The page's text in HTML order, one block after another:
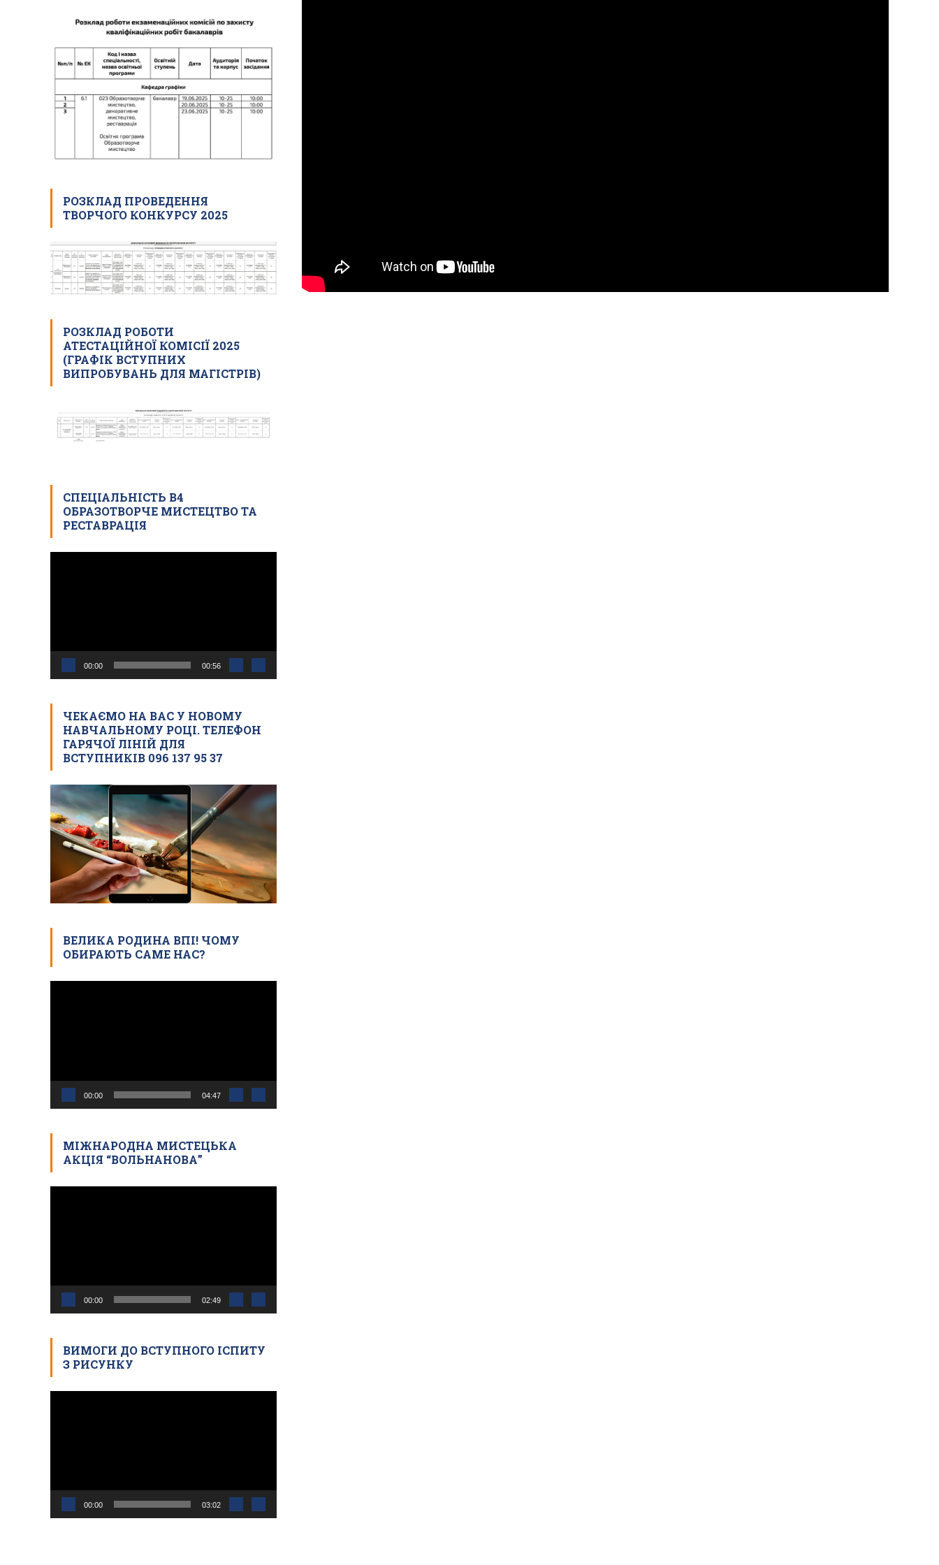
РОЗКЛАД ПРОВЕДЕННЯ
ТВОРЧОГО КОНКУРСУ 2025
РОЗКЛАД РОБОТИ
АТЕСТАЦІЙНОЇ КОМІСІЇ 2025
(ГРАФІК ВСТУПНИХ
ВИПРОБУВАНЬ ДЛЯ МАГІСТРІВ)
СПЕЦІАЛЬНІСТЬ В4
ОБРАЗОТВОРЧЕ МИСТЕЦТВО ТА
РЕСТАВРАЦІЯ
00:00 00:56
ЧЕКАЄМО НА ВАС У НОВОМУ
НАВЧАЛЬНОМУ РОЦІ. ТЕЛЕФОН
ГАРЯЧОЇ ЛІНІЙ ДЛЯ
ВСТУПНИКІВ 096 137 95 37
ВЕЛИКА РОДИНА ВПІ! ЧОМУ
ОБИРАЮТЬ САМЕ НАС?
00:00 04:47
МІЖНАРОДНА МИСТЕЦЬКА
АКЦІЯ “ВОЛЬНАНОВА”
00:00 02:49
ВИМОГИ ДО ВСТУПНОГО ІСПИТУ
З РИСУНКУ
00:00 03:02